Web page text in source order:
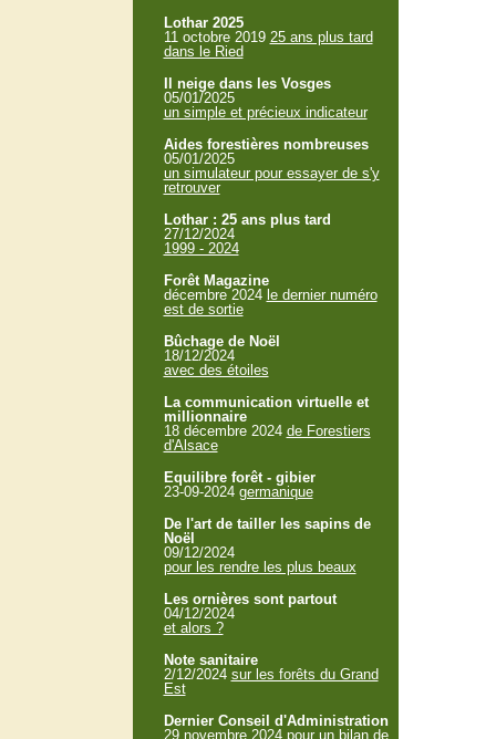
Lothar 2025
11 octobre 2019 25 ans plus tard
dans le Ried
Il neige dans les Vosges
05/01/2025
un simple et précieux indicateur
Aides forestières nombreuses
05/01/2025
un simulateur pour essayer de s'y
retrouver
Lothar : 25 ans plus tard
27/12/2024
1999 - 2024
Forêt Magazine
décembre 2024 le dernier numéro
est de sortie
Bûchage de Noël
18/12/2024
avec des étoiles
La communication virtuelle et
millionnaire
18 décembre 2024 de Forestiers
d'Alsace
Equilibre forêt - gibier
23-09-2024 germanique
De l'art de tailler les sapins de
Noël
09/12/2024
pour les rendre les plus beaux
Les ornières sont partout
04/12/2024
et alors ?
Note sanitaire
2/12/2024 sur les forêts du Grand
Est
Dernier Conseil d'Administration
29 novembre 2024 pour un bilan de